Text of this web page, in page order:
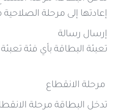
إعادتها إلى مرحلة
إرسال رسالة
تعبئة البطاقة بأي فئة تعبئة
مرحلة الانقطاع
تدخل البطاقة مرحلة